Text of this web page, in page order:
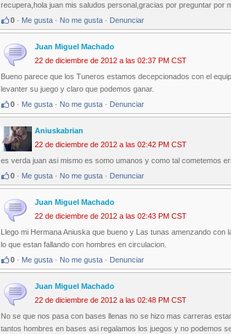
recupera,hola juan mis saludos personal,gracias por preguntar por
0 · Me gusta · No me gusta · Denunciar
Juan Miguel Machado
22 de diciembre de 2012 a las 02:37 PM CST
Bueno parece que los Tuneros estamos decepcionados con el
levanter su juego y claro que podemos ganar.
0 · Me gusta · No me gusta · Denunciar
Aniuskabrian
22 de diciembre de 2012 a las 02:42 PM CST
es verda juan asi mismo es somo umanos y como tal cometemos
0 · Me gusta · No me gusta · Denunciar
Juan Miguel Machado
22 de diciembre de 2012 a las 02:43 PM CST
Llego mi Hermana Aniuska que bueno y Las tunas amenzando
lo que estan fallando con hombres en circulacion.
0 · Me gusta · No me gusta · Denunciar
Juan Miguel Machado
22 de diciembre de 2012 a las 02:48 PM CST
No se que nos pasa con bases llenas no se hizo mas carreras
tantos hombres en bases asi regalamos los juegos y no podemos